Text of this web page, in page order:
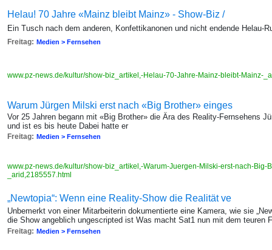
Helau! 70 Jahre «Mainz bleibt Mainz» - Show-Biz /
Ein Tusch nach dem anderen, Konfettikanonen und nicht endende Helau-
Freitag: Medien > Fernsehen
www.pz-news.de/kultur/show-biz_artikel,-Helau-70-Jahre-Mainz-bleibt-Mainz-
Warum Jürgen Milski erst nach «Big Brother» einges
Vor 25 Jahren begann mit «Big Brother» die Ära des Reality-Fernsehens
und ist es bis heute Dabei hatte er
Freitag: Medien > Fernsehen
www.pz-news.de/kultur/show-biz_artikel,-Warum-Juergen-Milski-erst-nach-Big-
_arid,2185557.html
„Newtopia“: Wenn eine Reality-Show die Realität ve
Unbemerkt von einer Mitarbeiterin dokumentierte eine Kamera, wie sie
die Show angeblich ungescripted ist Was macht Sat1 nun mit dem teuren
Freitag: Medien > Fernsehen